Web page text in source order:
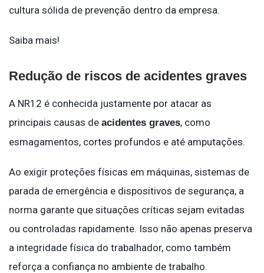
cultura sólida de prevenção dentro da empresa.
Saiba mais!
Redução de riscos de acidentes graves
A NR12 é conhecida justamente por atacar as
principais causas de acidentes graves, como
esmagamentos, cortes profundos e até amputações.
Ao exigir proteções físicas em máquinas, sistemas de
parada de emergência e dispositivos de segurança, a
norma garante que situações críticas sejam evitadas
ou controladas rapidamente. Isso não apenas preserva
a integridade física do trabalhador, como também
reforça a confiança no ambiente de trabalho.